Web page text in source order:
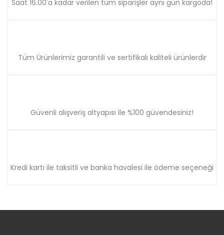
Saat 16.00'a kadar verilen tüm siparişler aynı gün kargoda!
Tüm Ürünlerimiz garantili ve sertifikalı kaliteli ürünlerdir
Güvenli alışveriş altyapısı ile %100 güvendesiniz!
Kredi kartı ile taksitli ve banka havalesi ile ödeme seçeneği